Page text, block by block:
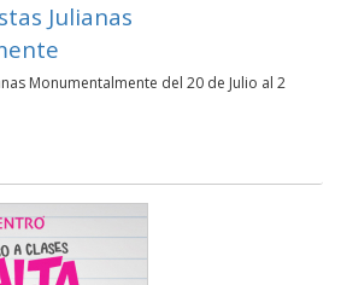
Julianas
Monumentalmente del 20 de Julio al 2